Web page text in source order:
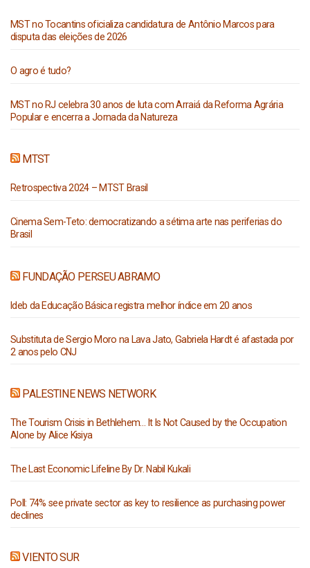
MST no Tocantins oficializa candidatura de Antônio Marcos para
disputa das eleições de 2026
O agro é tudo?
MST no RJ celebra 30 anos de luta com Arraiá da Reforma Agrária
Popular e encerra a Jornada da Natureza
MTST
Retrospectiva 2024 – MTST Brasil
Cinema Sem-Teto: democratizando a sétima arte nas periferias do
Brasil
FUNDAÇÃO PERSEU ABRAMO
Ideb da Educação Básica registra melhor índice em 20 anos
Substituta de Sergio Moro na Lava Jato, Gabriela Hardt é afastada por
2 anos pelo CNJ
PALESTINE NEWS NETWORK
The Tourism Crisis in Bethlehem… It Is Not Caused by the Occupation
Alone by Alice Kisiya
The Last Economic Lifeline By Dr. Nabil Kukali
Poll: 74% see private sector as key to resilience as purchasing power
declines
VIENTO SUR